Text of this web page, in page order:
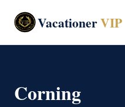
VacationerVIP
Corning